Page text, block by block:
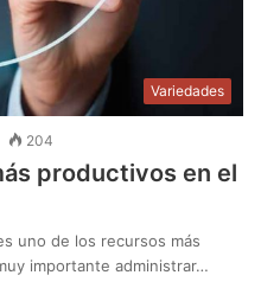
Variedades
204
productivos en el
uno de los recursos más
importante administrar…